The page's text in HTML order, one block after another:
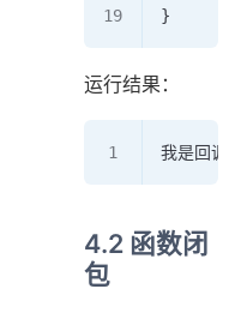
}
运行结果：
我是回调
4.2 函数闭
包